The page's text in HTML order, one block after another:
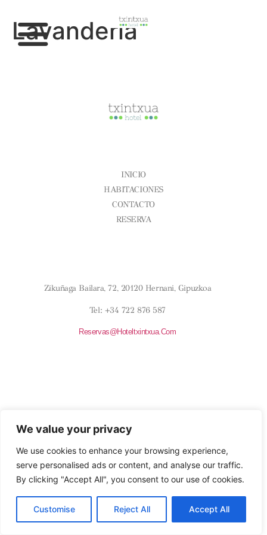
We value your privacy
We use cookies to enhance your browsing experience,
serve personalised ads or content, and analyse our traffic.
By clicking "Accept All", you consent to our use of cookies.
Customise Reject All Accept All
Lavandería
INICIO
HABITACIONES
CONTACTO
RESERVA
Zikuñaga Bailara, 72, 20120 Hernani, Gipuzkoa
Tel: +34 722 876 587
Reservas@hoteltxintxua.com
9:00 Am – 8:00 Pm
HSS00638
SÍGUENOS
INSTAGRAM